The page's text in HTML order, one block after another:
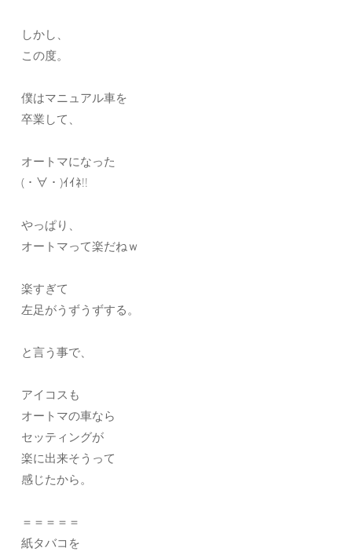
しかし、
この度。
僕はマニュアル車を
卒業して、
オートマになった
(・∀・)ｲｲﾈ!!
やっぱり、
オートマって楽だねｗ
楽すぎて
左足がうずうずする。
と言う事で、
アイコスも
オートマの車なら
セッティングが
楽に出来そうって
感じたから。
＝＝＝＝＝
紙タバコを